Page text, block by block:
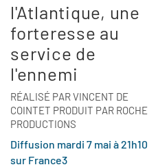
l'Atlantique, une
forteresse au
service de
l'ennemi
RÉALISÉ PAR VINCENT DE
COINTET PRODUIT PAR ROCHE
PRODUCTIONS
Diffusion mardi 7 mai à 21h10
sur France3